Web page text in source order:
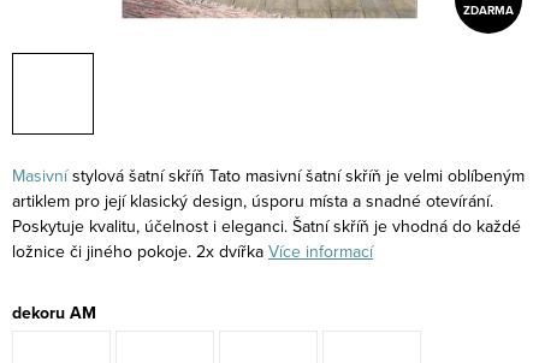
ZDARMA
Masivnístylová šatní skříň Tato masivní šatní skříň je velmi oblíbeným
artiklem pro její klasický design, úsporu místa a snadné otevírání.
Poskytuje kvalitu, účelnost i eleganci. Šatní skříň je vhodná do každé
ložnice či jiného pokoje. 2x dvířka Více informací
dekoru AM